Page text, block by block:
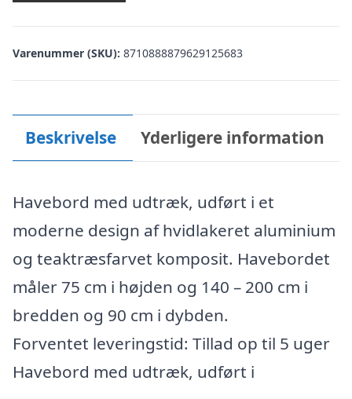
Varenummer (SKU): 8710888879629125683
Beskrivelse Yderligere information
Havebord med udtræk, udført i et
moderne design af hvidlakeret aluminium
og teaktræsfarvet komposit. Havebordet
måler 75 cm i højden og 140 – 200 cm i
bredden og 90 cm i dybden.
Forventet leveringstid: Tillad op til 5 uger
Havebord med udtræk, udført i